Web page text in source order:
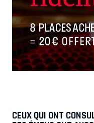
CEUX QUI ONT